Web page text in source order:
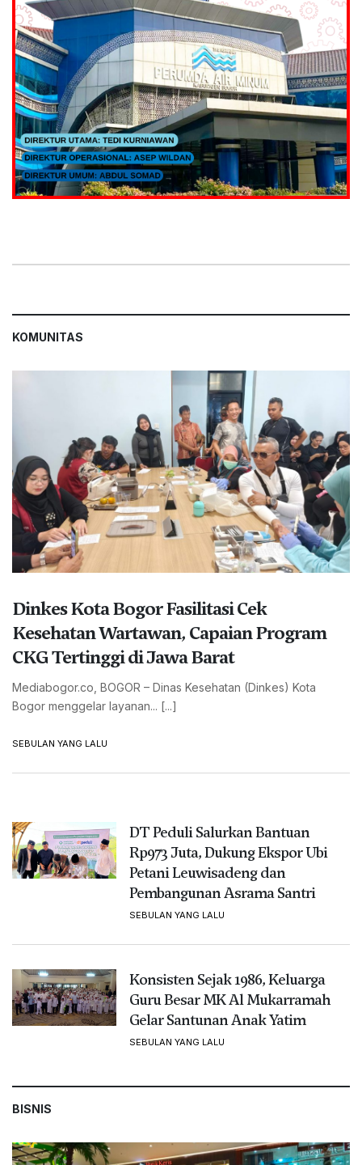
KOMUNITAS
Dinkes Kota Bogor Fasilitasi Cek
Kesehatan Wartawan, Capaian Program
CKG Tertinggi di Jawa Barat
Mediabogor.co, BOGOR – Dinas Kesehatan (Dinkes) Kota
Bogor menggelar layanan... [...]
SEBULAN YANG LALU
DT Peduli Salurkan Bantuan
Rp973 Juta, Dukung Ekspor Ubi
Petani Leuwisadeng dan
Pembangunan Asrama Santri
SEBULAN YANG LALU
Konsisten Sejak 1986, Keluarga
Guru Besar MK Al Mukarramah
Gelar Santunan Anak Yatim
SEBULAN YANG LALU
BISNIS